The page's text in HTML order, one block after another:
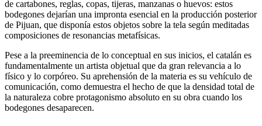
de cartabones, reglas, copas, tijeras, manzanas o huevos: estos
bodegones dejarían una impronta esencial en la producción posterior
de Pijuan, que disponía estos objetos sobre la tela según meditadas
composiciones de resonancias metafísicas.
Pese a la preeminencia de lo conceptual en sus inicios, el catalán es
fundamentalmente un artista objetual que da gran relevancia a lo
físico y lo corpóreo. Su aprehensión de la materia es su vehículo de
comunicación, como demuestra el hecho de que la densidad total de
la naturaleza cobre protagonismo absoluto en su obra cuando los
bodegones desaparecen.